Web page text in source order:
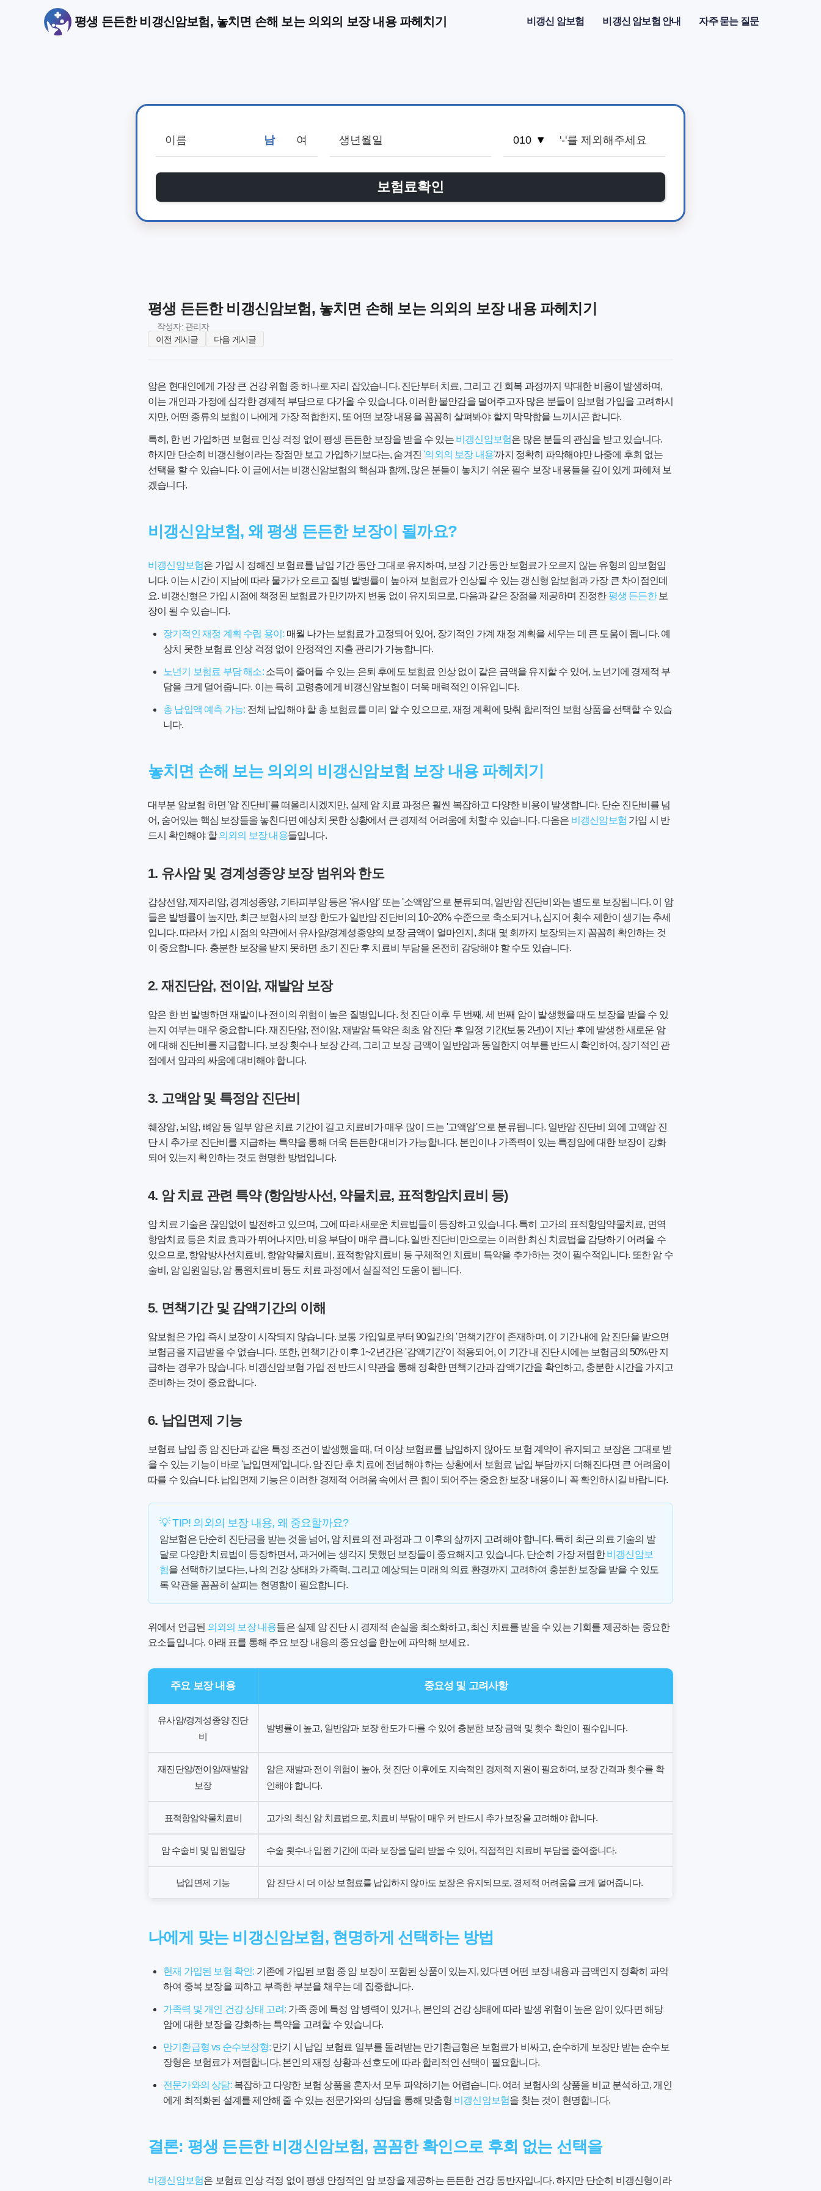
평생 든든한 비갱신암보험, 놓치면 손해 보는 의외의 보장 내용 파헤치기 비갱신 암보험 비갱신 암보험 안내 자주 묻는 질문
남 여
보험료확인
평생 든든한 비갱신암보험, 놓치면 손해 보는 의외의 보장 내용 파헤치기
작성자: 관리자
이전 게시글
다음 게시글
암은 현대인에게 가장 큰 건강 위협 중 하나로 자리 잡았습니다. 진단부터 치료, 그리고 긴 회복 과정까지 막대한 비용이 발생하며,
이는 개인과 가정에 심각한 경제적 부담으로 다가올 수 있습니다. 이러한 불안감을 덜어주고자 많은 분들이 암보험 가입을 고려하시
지만, 어떤 종류의 보험이 나에게 가장 적합한지, 또 어떤 보장 내용을 꼼꼼히 살펴봐야 할지 막막함을 느끼시곤 합니다.
특히, 한 번 가입하면 보험료 인상 걱정 없이 평생 든든한 보장을 받을 수 있는 비갱신암보험은 많은 분들의 관심을 받고 있습니다.
하지만 단순히 비갱신형이라는 장점만 보고 가입하기보다는, 숨겨진'의외의 보장 내용'까지 정확히 파악해야만 나중에 후회 없는
선택을 할 수 있습니다. 이 글에서는 비갱신암보험의 핵심과 함께, 많은 분들이 놓치기 쉬운 필수 보장 내용들을 깊이 있게 파헤쳐 보
겠습니다.
비갱신암보험, 왜 평생 든든한 보장이 될까요?
비갱신암보험은 가입 시 정해진 보험료를 납입 기간 동안 그대로 유지하며, 보장 기간 동안 보험료가 오르지 않는 유형의 암보험입
니다. 이는 시간이 지남에 따라 물가가 오르고 질병 발병률이 높아져 보험료가 인상될 수 있는 갱신형 암보험과 가장 큰 차이점인데
요. 비갱신형은 가입 시점에 책정된 보험료가 만기까지 변동 없이 유지되므로, 다음과 같은 장점을 제공하며 진정한 평생 든든한보
장이 될 수 있습니다.
장기적인 재정 계획 수립 용이: 매월 나가는 보험료가 고정되어 있어, 장기적인 가계 재정 계획을 세우는 데 큰 도움이 됩니다. 예
상치 못한 보험료 인상 걱정 없이 안정적인 지출 관리가 가능합니다.
노년기 보험료 부담 해소:소득이 줄어들 수 있는 은퇴 후에도 보험료 인상 없이 같은 금액을 유지할 수 있어, 노년기에 경제적 부
담을 크게 덜어줍니다. 이는 특히 고령층에게 비갱신암보험이 더욱 매력적인 이유입니다.
총 납입액 예측 가능: 전체 납입해야 할 총 보험료를 미리 알 수 있으므로, 재정 계획에 맞춰 합리적인 보험 상품을 선택할 수 있습
니다.
놓치면 손해 보는 의외의 비갱신암보험 보장 내용 파헤치기
대부분 암보험 하면 '암 진단비'를 떠올리시겠지만, 실제 암 치료 과정은 훨씬 복잡하고 다양한 비용이 발생합니다. 단순 진단비를 넘
어, 숨어있는 핵심 보장들을 놓친다면 예상치 못한 상황에서 큰 경제적 어려움에 처할 수 있습니다. 다음은 비갱신암보험 가입 시 반
드시 확인해야 할의외의 보장 내용들입니다.
1. 유사암 및 경계성종양 보장 범위와 한도
갑상선암, 제자리암, 경계성종양, 기타피부암 등은 '유사암' 또는 '소액암'으로 분류되며, 일반암 진단비와는 별도로 보장됩니다. 이 암
들은 발병률이 높지만, 최근 보험사의 보장 한도가 일반암 진단비의 10~20% 수준으로 축소되거나, 심지어 횟수 제한이 생기는 추세
입니다. 따라서 가입 시점의 약관에서 유사암/경계성종양의 보장 금액이 얼마인지, 최대 몇 회까지 보장되는지 꼼꼼히 확인하는 것
이 중요합니다. 충분한 보장을 받지 못하면 초기 진단 후 치료비 부담을 온전히 감당해야 할 수도 있습니다.
2. 재진단암, 전이암, 재발암 보장
암은 한 번 발병하면 재발이나 전이의 위험이 높은 질병입니다. 첫 진단 이후 두 번째, 세 번째 암이 발생했을 때도 보장을 받을 수 있
는지 여부는 매우 중요합니다. 재진단암, 전이암, 재발암 특약은 최초 암 진단 후 일정 기간(보통 2년)이 지난 후에 발생한 새로운 암
에 대해 진단비를 지급합니다. 보장 횟수나 보장 간격, 그리고 보장 금액이 일반암과 동일한지 여부를 반드시 확인하여, 장기적인 관
점에서 암과의 싸움에 대비해야 합니다.
3. 고액암 및 특정암 진단비
췌장암, 뇌암, 뼈암 등 일부 암은 치료 기간이 길고 치료비가 매우 많이 드는 '고액암'으로 분류됩니다. 일반암 진단비 외에 고액암 진
단 시 추가로 진단비를 지급하는 특약을 통해 더욱 든든한 대비가 가능합니다. 본인이나 가족력이 있는 특정암에 대한 보장이 강화
되어 있는지 확인하는 것도 현명한 방법입니다.
4. 암 치료 관련 특약 (항암방사선, 약물치료, 표적항암치료비 등)
암 치료 기술은 끊임없이 발전하고 있으며, 그에 따라 새로운 치료법들이 등장하고 있습니다. 특히 고가의 표적항암약물치료, 면역
항암치료 등은 치료 효과가 뛰어나지만, 비용 부담이 매우 큽니다. 일반 진단비만으로는 이러한 최신 치료법을 감당하기 어려울 수
있으므로, 항암방사선치료비, 항암약물치료비, 표적항암치료비 등 구체적인 치료비 특약을 추가하는 것이 필수적입니다. 또한 암 수
술비, 암 입원일당, 암 통원치료비 등도 치료 과정에서 실질적인 도움이 됩니다.
5. 면책기간 및 감액기간의 이해
암보험은 가입 즉시 보장이 시작되지 않습니다. 보통 가입일로부터 90일간의 '면책기간'이 존재하며, 이 기간 내에 암 진단을 받으면
보험금을 지급받을 수 없습니다. 또한, 면책기간 이후 1~2년간은 '감액기간'이 적용되어, 이 기간 내 진단 시에는 보험금의 50%만 지
급하는 경우가 많습니다. 비갱신암보험 가입 전 반드시 약관을 통해 정확한 면책기간과 감액기간을 확인하고, 충분한 시간을 가지고
준비하는 것이 중요합니다.
6. 납입면제 기능
보험료 납입 중 암 진단과 같은 특정 조건이 발생했을 때, 더 이상 보험료를 납입하지 않아도 보험 계약이 유지되고 보장은 그대로 받
을 수 있는 기능이 바로 '납입면제'입니다. 암 진단 후 치료에 전념해야 하는 상황에서 보험료 납입 부담까지 더해진다면 큰 어려움이
따를 수 있습니다. 납입면제 기능은 이러한 경제적 어려움 속에서 큰 힘이 되어주는 중요한 보장 내용이니 꼭 확인하시길 바랍니다.
💡 TIP! 의외의 보장 내용, 왜 중요할까요?
암보험은 단순히 진단금을 받는 것을 넘어, 암 치료의 전 과정과 그 이후의 삶까지 고려해야 합니다. 특히 최근 의료 기술의 발
달로 다양한 치료법이 등장하면서, 과거에는 생각지 못했던 보장들이 중요해지고 있습니다. 단순히 가장 저렴한비갱신암보
험을 선택하기보다는, 나의 건강 상태와 가족력, 그리고 예상되는 미래의 의료 환경까지 고려하여 충분한 보장을 받을 수 있도
록 약관을 꼼꼼히 살피는 현명함이 필요합니다.
위에서 언급된 의외의 보장 내용들은 실제 암 진단 시 경제적 손실을 최소화하고, 최신 치료를 받을 수 있는 기회를 제공하는 중요한
요소들입니다. 아래 표를 통해 주요 보장 내용의 중요성을 한눈에 파악해 보세요.
주요 보장 내용 중요성 및 고려사항
유사암/경계성종양 진단
비
발병률이 높고, 일반암과 보장 한도가 다를 수 있어 충분한 보장 금액 및 횟수 확인이 필수입니다.
재진단암/전이암/재발암
보장
암은 재발과 전이 위험이 높아, 첫 진단 이후에도 지속적인 경제적 지원이 필요하며, 보장 간격과 횟수를 확
인해야 합니다.
표적항암약물치료비 고가의 최신 암 치료법으로, 치료비 부담이 매우 커 반드시 추가 보장을 고려해야 합니다.
암 수술비 및 입원일당 수술 횟수나 입원 기간에 따라 보장을 달리 받을 수 있어, 직접적인 치료비 부담을 줄여줍니다.
납입면제 기능 암 진단 시 더 이상 보험료를 납입하지 않아도 보장은 유지되므로, 경제적 어려움을 크게 덜어줍니다.
나에게 맞는 비갱신암보험, 현명하게 선택하는 방법
현재 가입된 보험 확인: 기존에 가입된 보험 중 암 보장이 포함된 상품이 있는지, 있다면 어떤 보장 내용과 금액인지 정확히 파악
하여 중복 보장을 피하고 부족한 부분을 채우는 데 집중합니다.
가족력 및 개인 건강 상태 고려: 가족 중에 특정 암 병력이 있거나, 본인의 건강 상태에 따라 발생 위험이 높은 암이 있다면 해당
암에 대한 보장을 강화하는 특약을 고려할 수 있습니다.
만기환급형 vs 순수보장형: 만기 시 납입 보험료 일부를 돌려받는 만기환급형은 보험료가 비싸고, 순수하게 보장만 받는 순수보
장형은 보험료가 저렴합니다. 본인의 재정 상황과 선호도에 따라 합리적인 선택이 필요합니다.
전문가와의 상담:복잡하고 다양한 보험 상품을 혼자서 모두 파악하기는 어렵습니다. 여러 보험사의 상품을 비교 분석하고, 개인
에게 최적화된 설계를 제안해 줄 수 있는 전문가와의 상담을 통해 맞춤형 비갱신암보험을 찾는 것이 현명합니다.
결론: 평생 든든한 비갱신암보험, 꼼꼼한 확인으로 후회 없는 선택을
비갱신암보험은 보험료 인상 걱정 없이 평생 안정적인 암 보장을 제공하는 든든한 건강 동반자입니다. 하지만 단순히 비갱신형이라